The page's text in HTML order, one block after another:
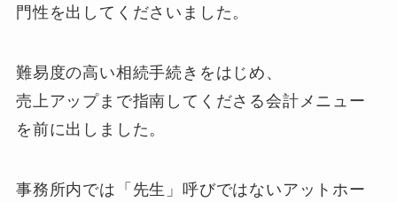
門性を出してくださいました。
難易度の高い相続手続きをはじめ、
売上アップまで指南してくださる会計メニュー
を前に出しました。
事務所内では「先生」呼びではないアットホー